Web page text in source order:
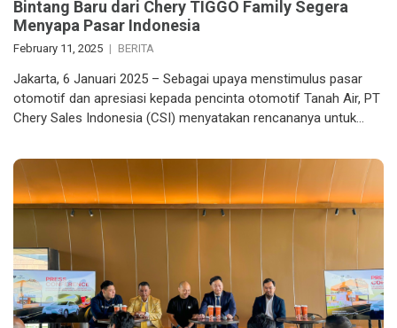
Bintang Baru dari Chery TIGGO Family Segera
Menyapa Pasar Indonesia
February 11, 2025 BERITA
Jakarta, 6 Januari 2025 – Sebagai upaya menstimulus pasar
otomotif dan apresiasi kepada pencinta otomotif Tanah Air, PT
Chery Sales Indonesia (CSI) menyatakan rencananya untuk…